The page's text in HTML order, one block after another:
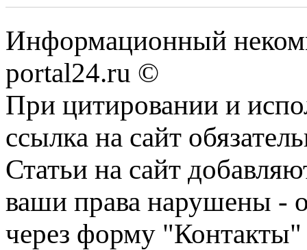
Информационный
portal24.ru ©
При цитировании и
ссылка на сайт
Статьи на сайт
ваши права нарушены -
через форму "Контакты"